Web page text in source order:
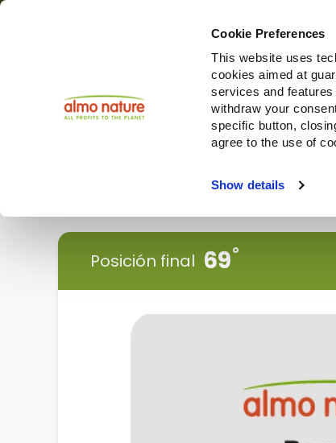
Cookie Preferences
This website uses
cookies aimed at
services and
withdraw your
specific button,
agree to the use of
Show details
Choose another country or region to see content
Posición final 69